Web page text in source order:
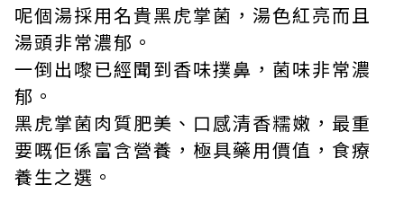
呢個湯採用名貴黑虎掌菌，湯色紅亮而且
湯頭非常濃郁。
一倒出嚟已經聞到香味撲鼻，菌味非常濃
郁。
黑虎掌菌肉質肥美、口感清香糯嫩，最重
要嘅佢係富含營養，極具藥用價值，食療
養生之選。